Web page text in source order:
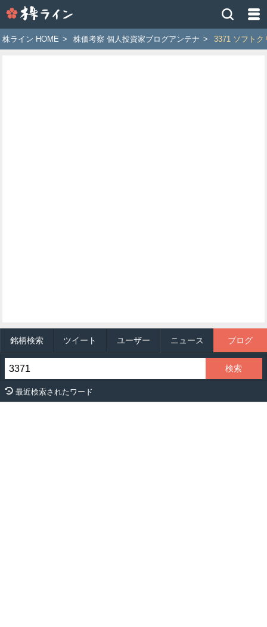
イ
ン
株ライン HOME > 株価考察 個人投資家ブログアンテナ > 3371 ソフトク
銘柄検索 ツイート ユーザー ニュース ブログ
最近検索されたワード